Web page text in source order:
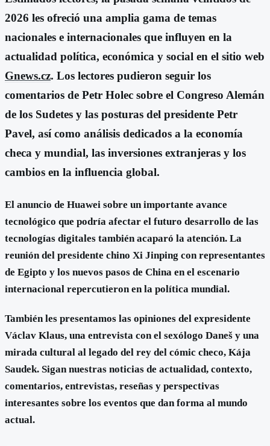
2026 les ofreció una amplia gama de temas
nacionales e internacionales que influyen en la
actualidad política, económica y social en el sitio web
Gnews.cz. Los lectores pudieron seguir los
comentarios de Petr Holec sobre el Congreso Alemán
de los Sudetes y las posturas del presidente Petr
Pavel, así como análisis dedicados a la economía
checa y mundial, las inversiones extranjeras y los
cambios en la influencia global.
El anuncio de Huawei sobre un importante avance
tecnológico que podría afectar el futuro desarrollo de las
tecnologías digitales también acaparó la atención. La
reunión del presidente chino Xi Jinping con representantes
de Egipto y los nuevos pasos de China en el escenario
internacional repercutieron en la política mundial.
También les presentamos las opiniones del expresidente
Václav Klaus, una entrevista con el sexólogo Daneš y una
mirada cultural al legado del rey del cómic checo, Kája
Saudek. Sigan nuestras noticias de actualidad, contexto,
comentarios, entrevistas, reseñas y perspectivas
interesantes sobre los eventos que dan forma al mundo
actual.